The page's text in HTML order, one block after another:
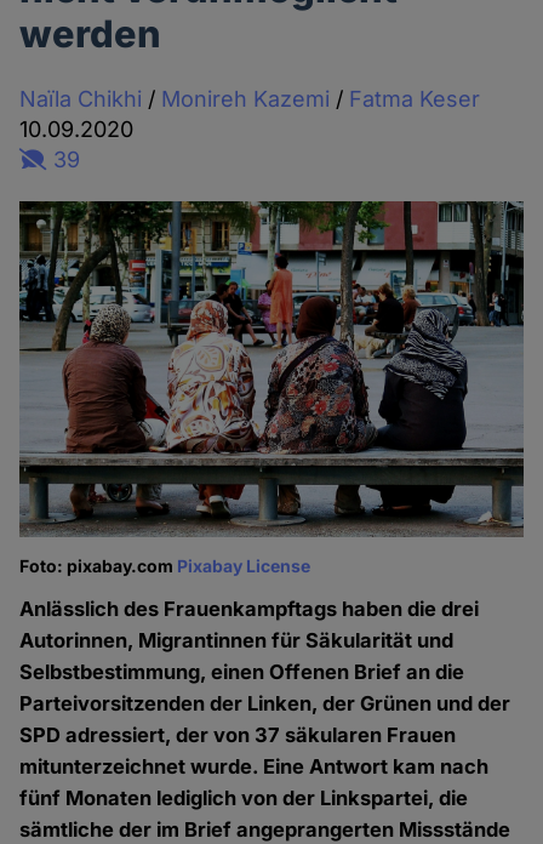
werden
Naïla Chikhi / Monireh Kazemi / Fatma Keser
10.09.2020
39
Foto: pixabay.com Pixabay License
Anlässlich des Frauenkampftags haben die drei
Autorinnen, Migrantinnen für Säkularität und
Selbstbestimmung, einen Offenen Brief an die
Parteivorsitzenden der Linken, der Grünen und der
SPD adressiert, der von 37 säkularen Frauen
mitunterzeichnet wurde. Eine Antwort kam nach
fünf Monaten lediglich von der Linkspartei, die
sämtliche der im Brief angeprangerten Missstände